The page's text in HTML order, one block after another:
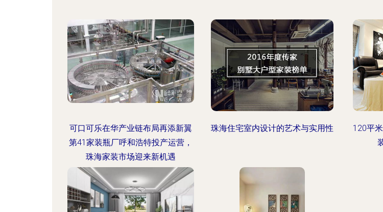
可口可乐在华产业链布局再添新翼
第41家装瓶厂呼和浩特投产运营，
珠海家装市场迎来新机遇
珠海住宅室内设计的艺术与实用性
120平